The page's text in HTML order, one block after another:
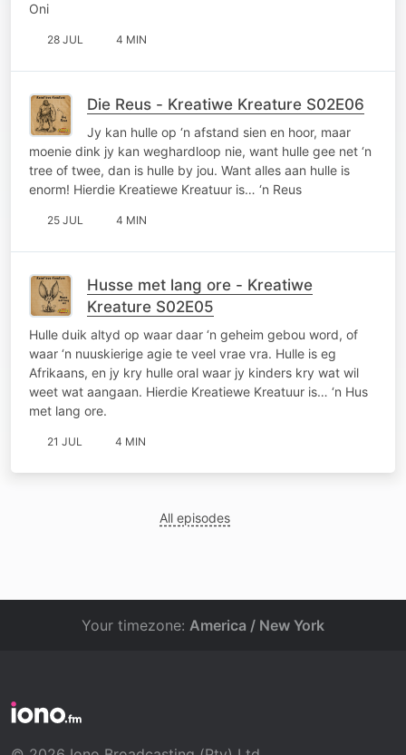
Oni
28 JUL 4 MIN
Die Reus - Kreatiwe Kreature S02E06
Jy kan hulle op ‘n afstand sien en hoor, maar
moenie dink jy kan weghardloop nie, want hulle gee net ‘n
tree of twee, dan is hulle by jou. Want alles aan hulle is
enorm! Hierdie Kreatiewe Kreatuur is… ‘n Reus
25 JUL 4 MIN
Husse met lang ore - Kreatiwe
Kreature S02E05
Hulle duik altyd op waar daar ‘n geheim gebou word, of
waar ‘n nuuskierige agie te veel vrae vra. Hulle is eg
Afrikaans, en jy kry hulle oral waar jy kinders kry wat wil
weet wat aangaan. Hierdie Kreatiewe Kreatuur is… ‘n Hus
met lang ore.
21 JUL 4 MIN
All episodes
Your timezone: America / New York